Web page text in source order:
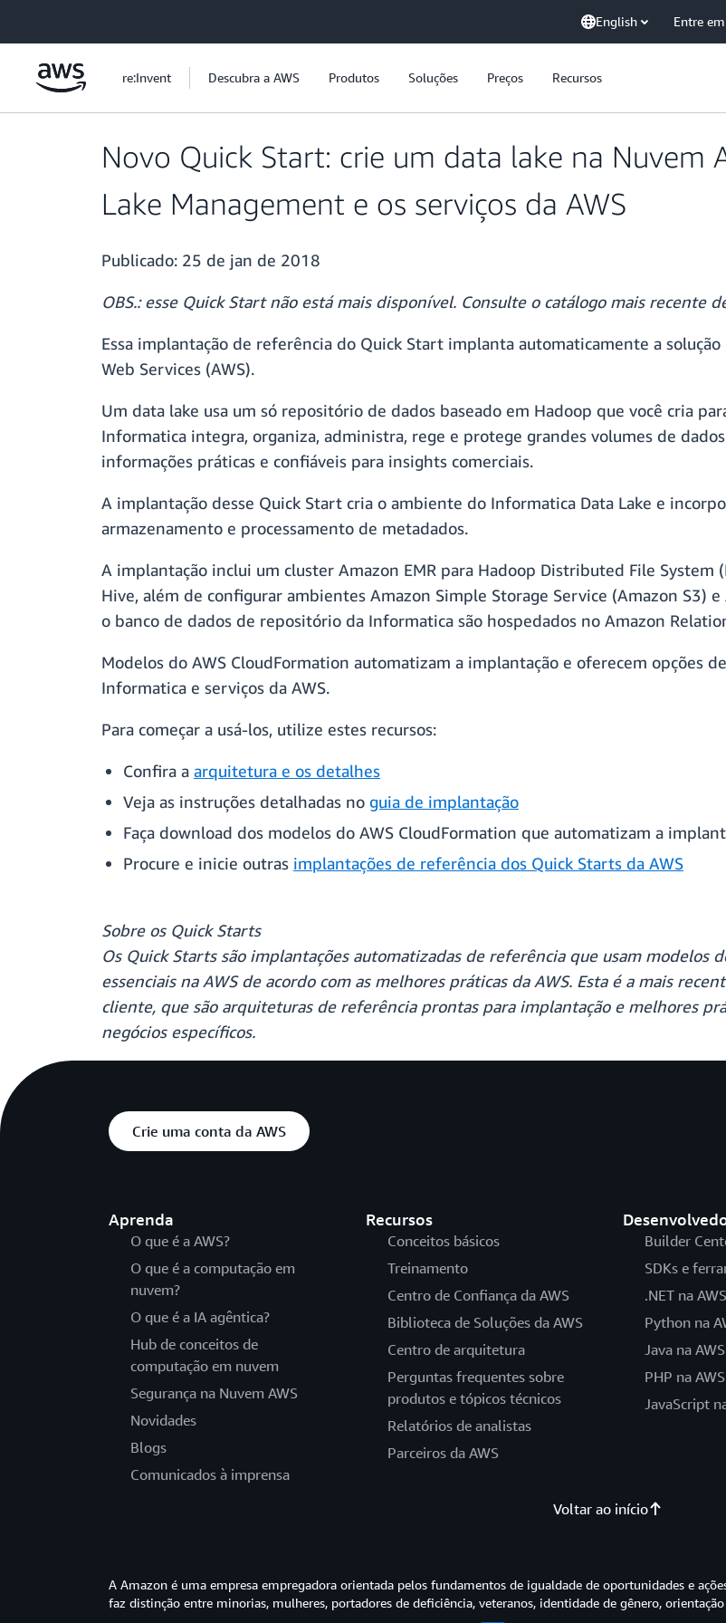
English Entre
re:Invent Descubra a AWS Produtos Soluções Preços Recursos
Novo Quick Start: crie um data lake na Nuvem
Lake Management e os serviços da AWS
Publicado: 25 de jan de 2018
OBS.: esse Quick Start não está mais disponível. Consulte o catálogo mais recente
Essa implantação de referência do Quick Start implanta automaticamente a
Web Services (AWS).
Um data lake usa um só repositório de dados baseado em Hadoop que você cria
Informatica integra, organiza, administra, rege e protege grandes volumes de
informações práticas e confiáveis para insights comerciais.
A implantação desse Quick Start cria o ambiente do Informatica Data Lake e
armazenamento e processamento de metadados.
A implantação inclui um cluster Amazon EMR para Hadoop Distributed File System
Hive, além de configurar ambientes Amazon Simple Storage Service (Amazon S3)
o banco de dados de repositório da Informatica são hospedados no Amazon
Modelos do AWS CloudFormation automatizam a implantação e oferecem opções
Informatica e serviços da AWS.
Para começar a usá-los, utilize estes recursos:
Confira a arquitetura e os detalhes
Veja as instruções detalhadas no guia de implantação
Faça download dos modelos do AWS CloudFormation que automatizam a
Procure e inicie outras implantações de referência dos Quick Starts da AWS
Sobre os Quick Starts
Os Quick Starts são implantações automatizadas de referência que usam modelos
essenciais na AWS de acordo com as melhores práticas da AWS. Esta é a mais
cliente, que são arquiteturas de referência prontas para implantação e melhores
negócios específicos.
Crie uma conta da AWS
Aprenda
O que é a AWS?
O que é a computação em
nuvem?
O que é a IA agêntica?
Hub de conceitos de
computação em nuvem
Segurança na Nuvem AWS
Novidades
Blogs
Comunicados à imprensa
Recursos
Conceitos básicos
Treinamento
Centro de Confiança da AWS
Biblioteca de Soluções da AWS
Centro de arquitetura
Perguntas frequentes sobre
produtos e tópicos técnicos
Relatórios de analistas
Parceiros da AWS
Builder
SDKs e
.NET na AWS
Python na
Java na AWS
PHP na AWS
JavaScript
Voltar ao início
A Amazon é uma empresa empregadora orientada pelos fundamentos de igualdade de oportunidades e
faz distinção entre minorias, mulheres, portadores de deficiência, veteranos, identidade de gênero,